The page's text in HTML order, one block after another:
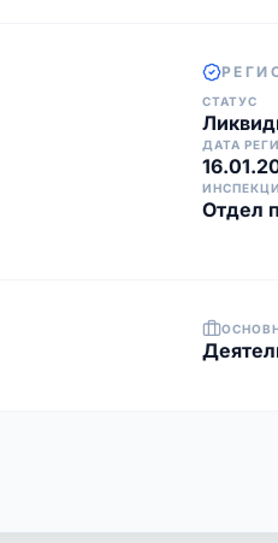
СТАТУС
ДАТА
Отдел